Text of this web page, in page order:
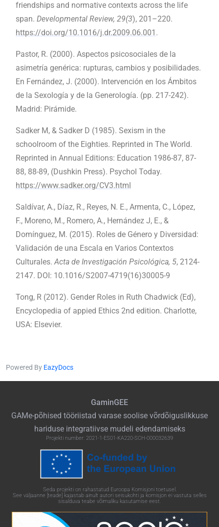
friendships and normative contexts across the life
span. Developmental Review, 29(3), 201–220.
https://doi.org/10.1016/j.dr.2009.06.001 .
Pastor, R. (2000). Aspectos psicosociales de la
asimetría genérica: rupturas, cambios y posibilidades.
En Fernández, J. (2000). Intervención en los Ámbitos
de la Sexología y de la Generología. (pp. 217-242).
Madrid: Pirámide.
Sadker M, & Sadker D (1985). Sexism in the
schoolroom of the Eighties. Reprinted in The World.
Reprinted in Annual Editions: Education 1986-87, 87-
88, 88-89, (Dushkin Press). Psychol Today.
https://www.sadker.org/CV3.html
Saldívar, A., Díaz, R., Reyes, N. E., Armenta, C., López,
F., Moreno, M., Romero, A., Hernández J, E., &
Domínguez, M. (2015). Roles de Género y Diversidad:
Validación de una Escala en Varios Contextos
Culturales.Acta de Investigación Psicológica, 5, 2124-
2147. DOI: 10.1016/S2007-4719(16)30005-9
Tong, R (2012). Gender Roles in Ruth Chadwick (Ed),
Encyclopedia of appied Ethics 2nd edition. Charlotte,
USA: Elsevier.
Powered By EazyDocs
GaminGEE
GAMe-põhised tööriistad varase soolise võrdõiguslikkuse
hariduse integratiivse mudeli edendamiseks
Projekti number: 2021-1-ES01-KA220-SCH-000032639
Seda projekti on rahastatud Euroopa Komisjoni toetusel.
See väljaanne [teade] kajastab ainult autori seisukohti ja komisjon ei vastuta selles
sisalduva teabe võimaliku kasutamise eest.